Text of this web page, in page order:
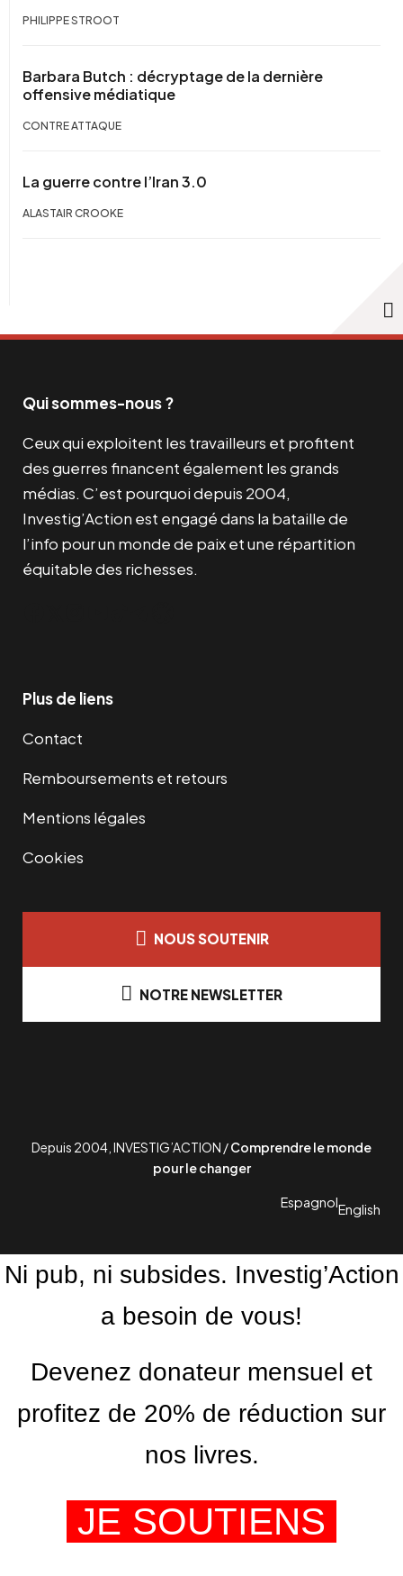
PHILIPPE STROOT
Barbara Butch : décryptage de la dernière
offensive médiatique
CONTRE ATTAQUE
La guerre contre l’Iran 3.0
ALASTAIR CROOKE
Qui sommes-nous ?
Ceux qui exploitent les travailleurs et profitent
des guerres financent également les grands
médias. C’est pourquoi depuis 2004,
Investig’Action est engagé dans la bataille de
l’info pour un monde de paix et une répartition
équitable des richesses.
Plus de liens
Contact
Remboursements et retours
Mentions légales
Cookies
NOUS SOUTENIR
NOTRE NEWSLETTER
Depuis 2004, INVESTIG’ACTION /Comprendre le monde
pour le changer
EspagnolEnglish
Ni pub, ni subsides. Investig’Action
a besoin de vous!
Devenez donateur mensuel et
profitez de 20% de réduction sur
nos livres.
JE SOUTIENS